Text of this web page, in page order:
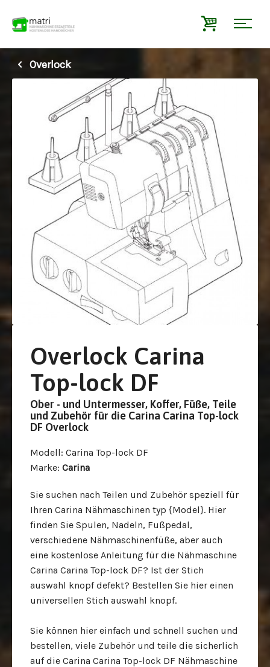
Overlock
Overlock Carina
Top-lock DF
Ober - und Untermesser, Koffer, Füße, Teile
und Zubehör für die Carina Carina Top-lock
DF Overlock
Modell: Carina Top-lock DF
Marke: Carina
Sie suchen nach Teilen und Zubehör speziell für
Ihren Carina Nähmaschinen typ {Model}. Hier
finden Sie Spulen, Nadeln, Fußpedal,
verschiedene Nähmaschinenfüße, aber auch
eine kostenlose Anleitung für die Nähmaschine
Carina Carina Top-lock DF? Ist der Stich
auswahl knopf defekt? Bestellen Sie hier einen
universellen Stich auswahl knopf.
Sie können hier einfach und schnell suchen und
bestellen, viele Zubehör und teile die sicherlich
auf die Carina Carina Top-lock DF Nähmaschine